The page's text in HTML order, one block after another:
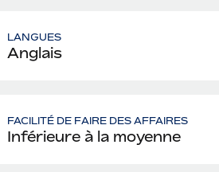
LANGUES
Anglais
FACILITÉ DE FAIRE DES AFFAIRES
Inférieure à la moyenne